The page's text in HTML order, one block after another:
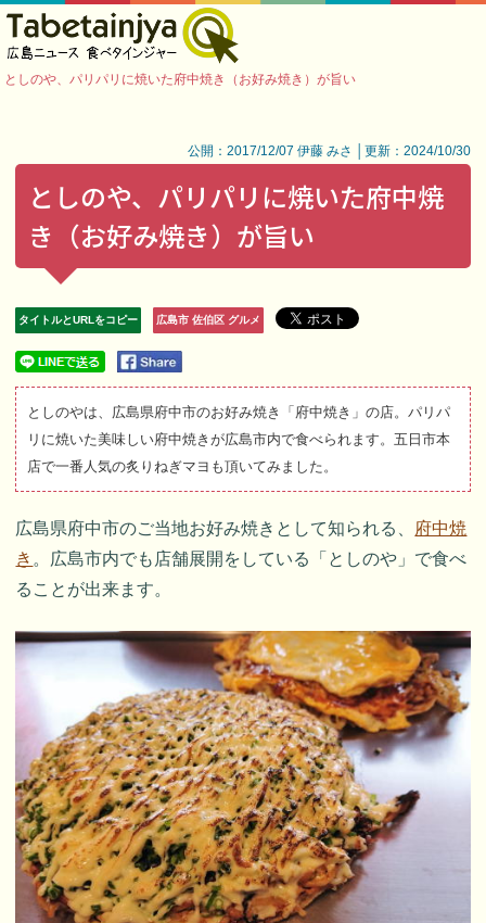
としのや、パリパリに焼いた府中焼き（お好み焼き）が旨い
公開：2017/12/07 伊藤 みさ │更新：2024/10/30
としのや、パリパリに焼いた府中焼
き（お好み焼き）が旨い
タイトルとURLをコピー 広島市 佐伯区 グルメ
としのやは、広島県府中市のお好み焼き「府中焼き」の店。パリパ
リに焼いた美味しい府中焼きが広島市内で食べられます。五日市本
店で一番人気の炙りねぎマヨも頂いてみました。
広島県府中市のご当地お好み焼きとして知られる、 府中焼
き 。広島市内でも店舗展開をしている「としのや」で食べ
ることが出来ます。